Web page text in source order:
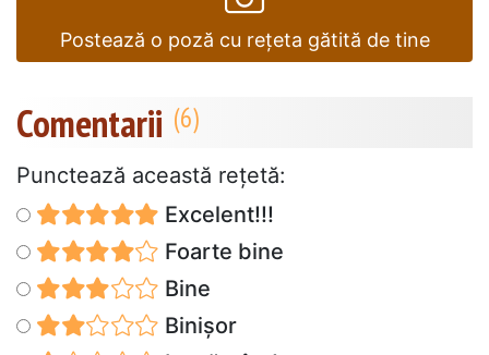
Postează o poză cu rețeta gătită de tine
Comentarii
Punctează această reţetă:
Excelent!!!
Foarte bine
Bine
Binișor